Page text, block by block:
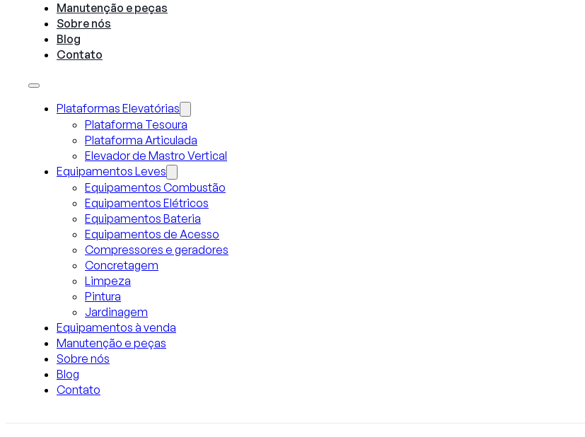
Manutenção e peças
Sobre nós
Blog
Contato
Plataformas Elevatórias
Plataforma Tesoura
Plataforma Articulada
Elevador de Mastro Vertical
Equipamentos Leves
Equipamentos Combustão
Equipamentos Elétricos
Equipamentos Bateria
Equipamentos de Acesso
Compressores e geradores
Concretagem
Limpeza
Pintura
Jardinagem
Equipamentos à venda
Manutenção e peças
Sobre nós
Blog
Contato